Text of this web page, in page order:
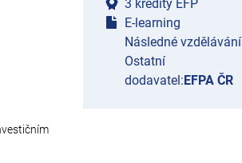
3 kredity EFP
E-learning
Následné vzdělávání
Ostatní
dodavatel:EFPA ČR